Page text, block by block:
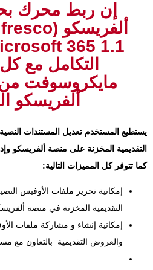
إن ربط محرك
التكامل مع
مايكروسوفت
ألفريسكو
يستطيع المستخدم تعديل المستندات
كما تتوفر كل المميزات التالية:
إمكانية تحرير ملفات الأوفيس
التقديمية المخزنة في منصة
إمكانية إنشاء و مشاركة ملفات
والعروض التقديمية بالتعاون مع